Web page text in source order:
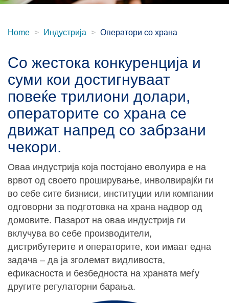
Home Индустрија Оператори со храна
Со жестока конкуренција и
суми кои достигнуваат
повеќе трилиони долари,
операторите со храна се
движат напред со забрзани
чекори.
Оваа индустрија која постојано еволуира е на
врвот од своето проширување, инволвирајќи ги
во себе сите бизниси, институции или компании
одговорни за подготовка на храна надвор од
домовите. Пазарот на оваа индустрија ги
вклучува во себе производители,
дистрибутерите и операторите, кои имаат една
задача – да ја зголемат видливоста,
ефикасноста и безбедноста на храната меѓу
другите регулаторни барања.